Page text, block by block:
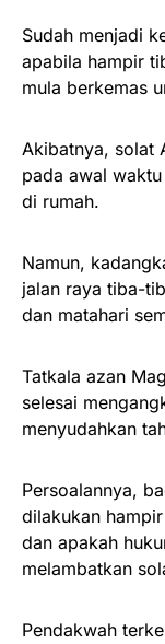
Sudah menjadi
apabila hampir
mula berkemas
Akibatnya, solat
pada awal
di rumah.
Namun,
jalan raya tiba-
dan matahari
Tatkala azan
selesai
menyudahkan
Persoalannya,
dilakukan
dan apakah
melambatkan
Pendakwah